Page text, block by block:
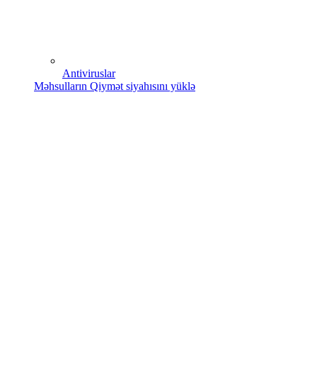
Antiviruslar
Məhsulların Qiymət siyahısını yüklə